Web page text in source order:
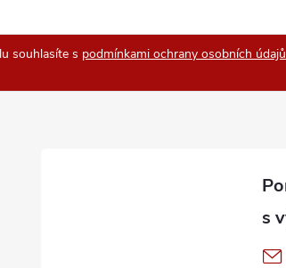
souhlasíte s podmínkami ochrany osobních údajů